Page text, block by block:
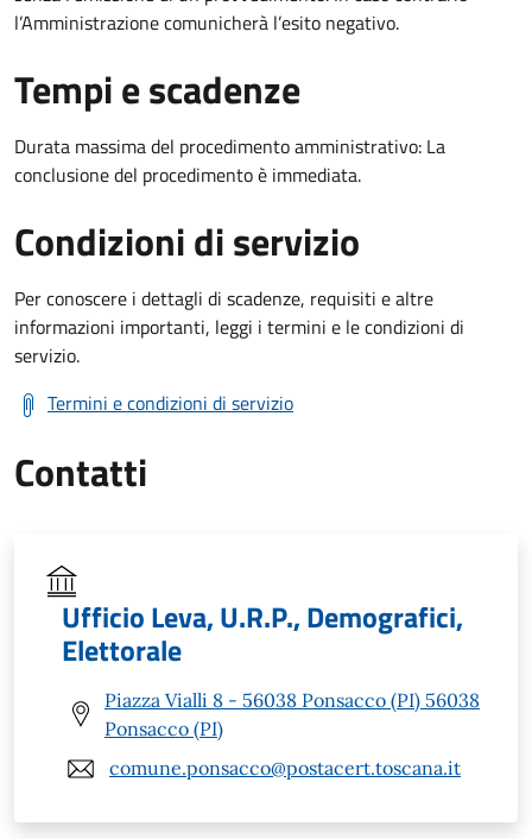
l’Amministrazione comunicherà l’esito negativo.
Tempi e scadenze
Durata massima del procedimento amministrativo: La
conclusione del procedimento è immediata.
Condizioni di servizio
Per conoscere i dettagli di scadenze, requisiti e altre
informazioni importanti, leggi i termini e le condizioni di
servizio.
Termini e condizioni di servizio
Contatti
Ufficio Leva, U.R.P., Demografici,
Elettorale
Piazza Vialli 8 - 56038 Ponsacco (PI) 56038
Ponsacco (PI)
comune.ponsacco@postacert.toscana.it